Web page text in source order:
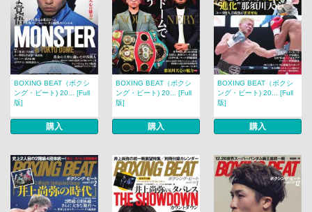
BOXING BEAT（ボクシ
ング・ビート) 20... [Full
版]
購入
BOXING BEAT（ボクシ
ング・ビート) 20... [Full
版]
購入
BOXING BEAT（ボクシ
ング・ビート) 20... [Full
版]
購入